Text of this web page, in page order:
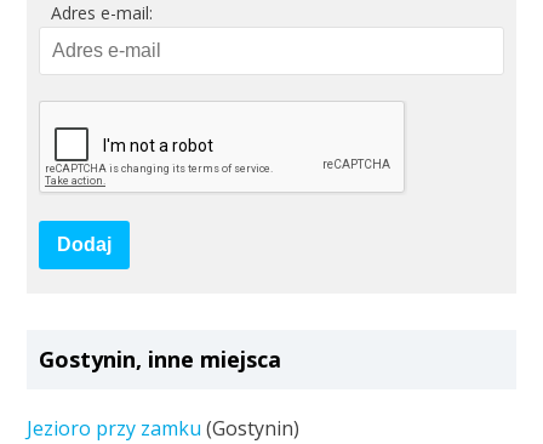
Adres e-mail:
Dodaj
Gostynin, inne miejsca
Jezioro przy zamku (Gostynin)